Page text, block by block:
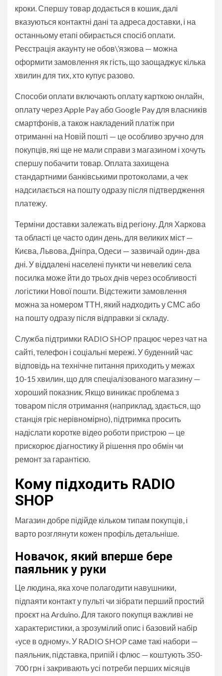
кроки. Спершу товар додається в кошик, далі
вказуються контактні дані та адреса доставки, і на
останньому етапі обирається спосіб оплати.
Реєстрація акаунту не обов\’язкова — можна
оформити замовлення як гість, що заощаджує кілька
хвилин для тих, хто купує разово.
Способи оплати включають оплату карткою онлайн,
оплату через Apple Pay або Google Pay для власників
смартфонів, а також накладений платіж при
отриманні на Новій пошті — це особливо зручно для
покупців, які ще не мали справи з магазином і хочуть
спершу побачити товар. Оплата захищена
стандартними банківськими протоколами, а чек
надсилається на пошту одразу після підтвердження
платежу.
Терміни доставки залежать від регіону. Для Харкова
та області це часто один день, для великих міст —
Києва, Львова, Дніпра, Одеси — зазвичай один-два
дні. У віддалені населені пункти чи невеликі села
посилка може йти до трьох днів через особливості
логістики Нової пошти. Відстежити замовлення
можна за номером ТТН, який надходить у СМС або
на пошту одразу після відправки зі складу.
Служба підтримки RADIO SHOP працює через чат на
сайті, телефон і соціальні мережі. У буденний час
відповідь на технічне питання приходить у межах
10-15 хвилин, що для спеціалізованого магазину —
хороший показник. Якщо виникає проблема з
товаром після отримання (наприклад, здається, що
станція гріє нерівномірно), підтримка просить
надіслати коротке відео роботи пристрою — це
прискорює діагностику й рішення про обмін чи
ремонт за гарантією.
Кому підходить RADIO
SHOP
Магазин добре підійде кільком типам покупців, і
варто розглянути кожен профіль детальніше.
Новачок, який вперше бере
паяльник у руки
Це людина, яка хоче полагодити навушники,
підпаяти контакт у пульті чи зібрати перший простий
проєкт на Arduino. Для такого покупця важливі не
характеристики, а зрозумілий опис і базовий набір
«усе в одному». У RADIO SHOP саме такі набори —
паяльник, підставка, припій і флюс — коштують 350-
700 грн і закривають усі потреби перших місяців